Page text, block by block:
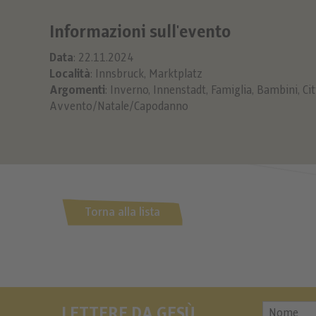
Informazioni sull'evento
Data: 22.11.2024
Località: Innsbruck, Marktplatz
Argomenti: Inverno, Innenstadt, Famiglia, Bambini,
Avvento/Natale/Capodanno
Torna alla lista